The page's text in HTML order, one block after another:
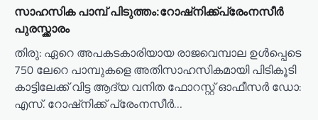
സാഹസിക പാമ്പ് പിടുത്തം:റോഷ്നിക്ക്പ്രേംനസീർ
പുരസ്ക്കാരം
തിരു: ഏറെ അപകടകാരിയായ രാജവെമ്പാല ഉൾപ്പെടെ
750 ലേറെ പാമ്പുകളെ അതിസാഹസികമായി പിടികൂടി
കാട്ടിലേക്ക് വിട്ട ആദ്യ വനിത ഫോറസ്റ്റ് ഓഫീസർ ഡോ:
എസ്. റോഷ്നിക്ക് പ്രേംനസീർ…